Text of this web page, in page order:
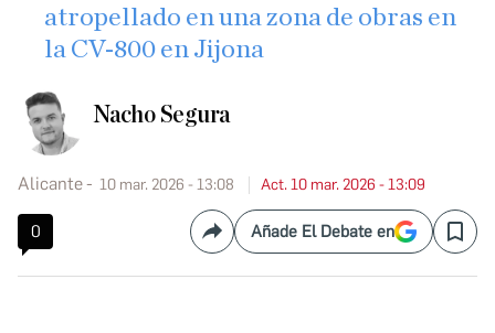
atropellado en una zona de obras en
la CV-800 en Jijona
Nacho Segura
Alicante 10 mar. 2026 - 13:08 Act. 10 mar. 2026 - 13:09
0 CompartirAñade El Debate en Save